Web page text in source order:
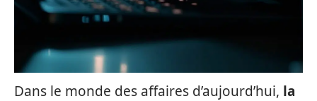
Dans le monde des affaires d’aujourd’hui, la